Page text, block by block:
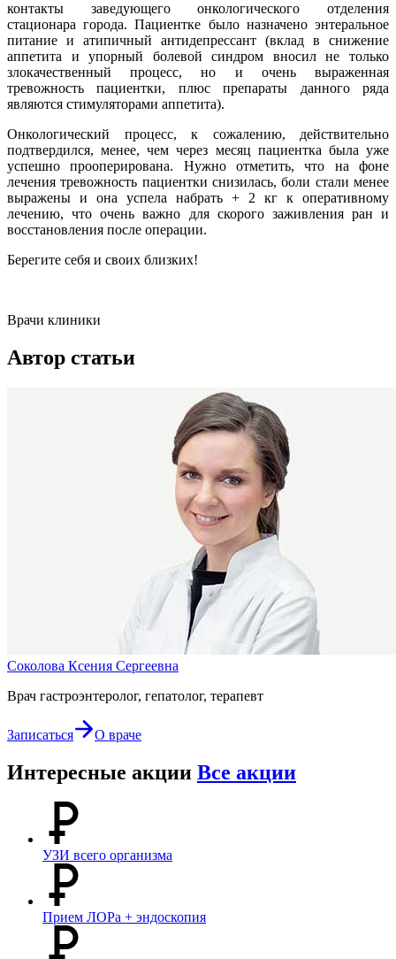
контакты заведующего онкологического отделения
стационара города. Пациентке было назначено энтеральное
питание и атипичный антидепрессант (вклад в снижение
аппетита и упорный болевой синдром вносил не только
злокачественный процесс, но и очень выраженная
тревожность пациентки, плюс препараты данного ряда
являются стимуляторами аппетита).
Онкологический процесс, к сожалению, действительно
подтвердился, менее, чем через месяц пациентка была уже
успешно прооперирована. Нужно отметить, что на фоне
лечения тревожность пациентки снизилась, боли стали менее
выражены и она успела набрать + 2 кг к оперативному
лечению, что очень важно для скорого заживления ран и
восстановления после операции.
Берегите себя и своих близких!
Врачи клиники
Автор статьи
Соколова Ксения Сергеевна
Врач гастроэнтеролог, гепатолог, терапевт
Записаться О враче
Интересные акции Все акции
УЗИ всего организма
Прием ЛОРа + эндоскопия